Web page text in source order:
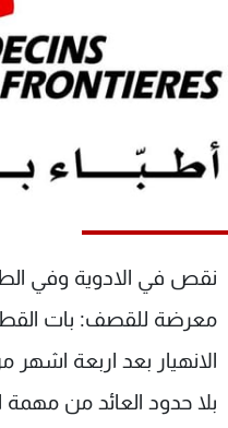
نقص في الادوية وفي
معرضة للقصف: بات
الانهيار بعد اربعة
بلا حدود العائد من
جدول البرامج
شاهد البرامج
عن MTV
لاعلاناتكم